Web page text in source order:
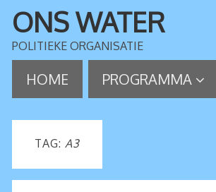
ONS WATER
POLITIEKE ORGANISATIE
HOME PROGRAMMA
TAG: A3